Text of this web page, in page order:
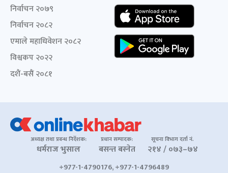
निर्वाचन २०७९
निर्वाचन २०८२
एमाले महाधिवेशन २०८२
विश्वकप २०२२
दशैं-बसैं २०८१
अध्यक्ष तथा प्रबन्ध निर्देशक:
धर्मराज भुसाल
प्रधान सम्पादक:
बसन्त बस्नेत
सूचना विभाग दर्ता नं.
२१४ / ०७३–७४
+977-1-4790176, +977-1-4796489